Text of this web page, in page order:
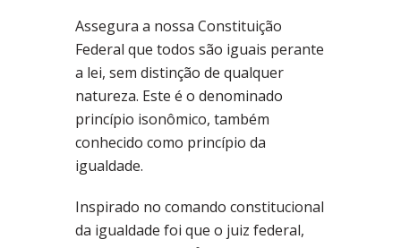
Assegura a nossa Constituição
Federal que todos são iguais perante
a lei, sem distinção de qualquer
natureza. Este é o denominado
princípio isonômico, também
conhecido como princípio da
igualdade.
Inspirado no comando constitucional
da igualdade foi que o juiz federal,